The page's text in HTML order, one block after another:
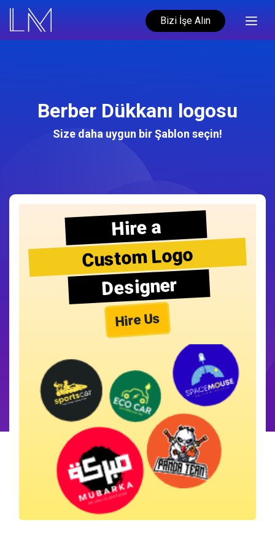
Bizi İşe Alın
Berber Dükkanı logosu
Size daha uygun bir Şablon seçin!
Hire a
Custom Logo
Designer
Hire Us